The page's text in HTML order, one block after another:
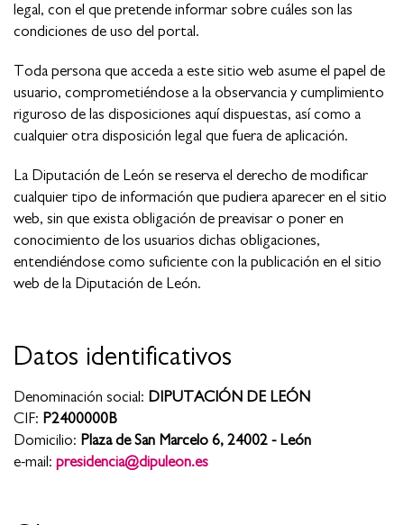
legal, con el que pretende informar sobre cuáles son las
condiciones de uso del portal.
Toda persona que acceda a este sitio web asume el papel de
usuario, comprometiéndose a la observancia y cumplimiento
riguroso de las disposiciones aquí dispuestas, así como a
cualquier otra disposición legal que fuera de aplicación.
La Diputación de León se reserva el derecho de modificar
cualquier tipo de información que pudiera aparecer en el sitio
web, sin que exista obligación de preavisar o poner en
conocimiento de los usuarios dichas obligaciones,
entendiéndose como suficiente con la publicación en el sitio
web de la Diputación de León.
Datos identificativos
Denominación social: DIPUTACIÓN DE LEÓN
CIF: P2400000B
Domicilio: Plaza de San Marcelo 6, 24002 - León
e-mail: presidencia@dipuleon.es